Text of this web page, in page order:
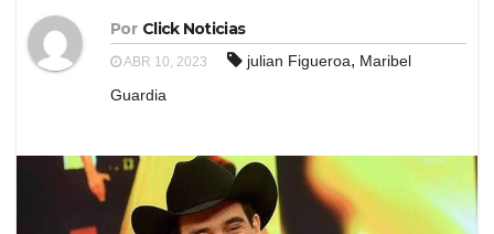
Por Click Noticias
ABR 10, 2023 julian Figueroa, Maribel
Guardia